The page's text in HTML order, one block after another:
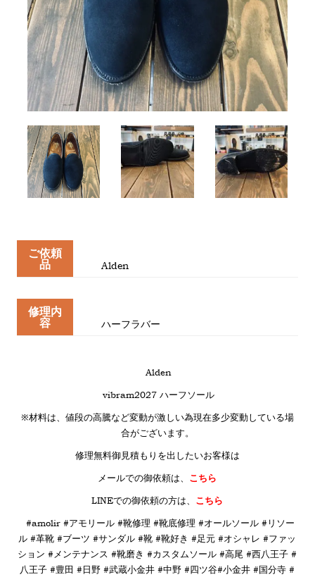
ご依頼
品
Alden
修理内
容
ハーフラバー
Alden
vibram2027 ハーフソール
※材料は、値段の高騰など変動が激しい為現在多少変動している場
合がございます。
修理無料御見積もりを出したいお客様は
メールでの御依頼は、 こちら
LINEでの御依頼の方は、 こちら
#amolir #アモリール #靴修理 #靴底修理 #オールソール #リソー
ル #革靴 #ブーツ #サンダル #靴 #靴好き #足元 #オシャレ #ファッ
ション #メンテナンス #靴磨き #カスタムソール #高尾 #西八王子 #
八王子 #豊田 #日野 #武蔵小金井 #中野 #四ツ谷#小金井 #国分寺 #